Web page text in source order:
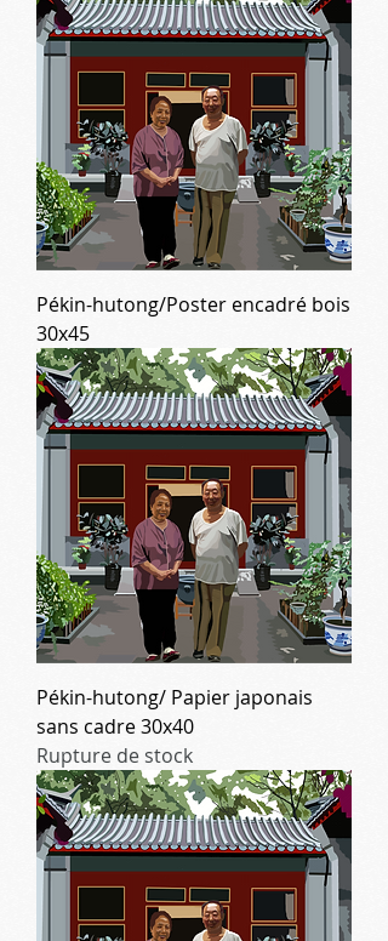
Pékin-hutong/Poster encadré bois
30x45
Pékin-hutong/ Papier japonais
sans cadre 30x40
Rupture de stock